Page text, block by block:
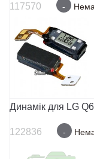
117570 -
Динамік для LG
122836 -